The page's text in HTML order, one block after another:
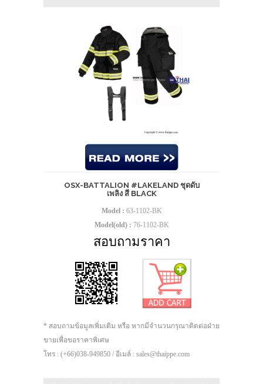
OSX-BATTALION #LAKELAND ชุดดับ
เพลิง สี BLACK
Model : 63-1102-BK
Model(old) : 76-1102-BK
สอบถามราคา
* สอบถามข้อมูลเพิ่มเติม หรือ หากมีจำนวนกรุณาติดต่อฝ่าย
ขายเพื่อขอราคาพิเศษ
โทร : (+66)038-949850 / อีเมล์ : sales@thaippe.com